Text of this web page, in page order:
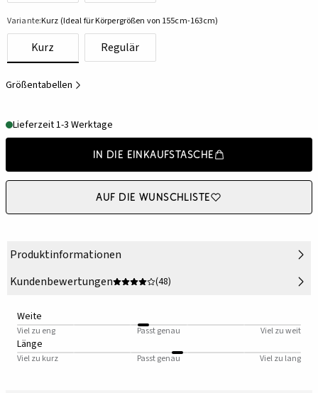
Variante:Kurz (Ideal für Körpergrößen von 155cm-163cm)
Kurz Regulär
Größentabellen
Lieferzeit 1-3 Werktage
In die Einkaufstasche
Auf die Wunschliste
Produktinformationen
Kundenbewertungen
(48)
Weite
Viel zu eng Passt genau Viel zu weit
Länge
Viel zu kurz Passt genau Viel zu lang